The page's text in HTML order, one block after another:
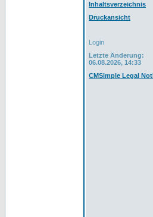
Inhaltsverzeichnis
Druckansicht
Login
Letzte Änderung:
06.08.2026, 14:33
CMSimple Legal